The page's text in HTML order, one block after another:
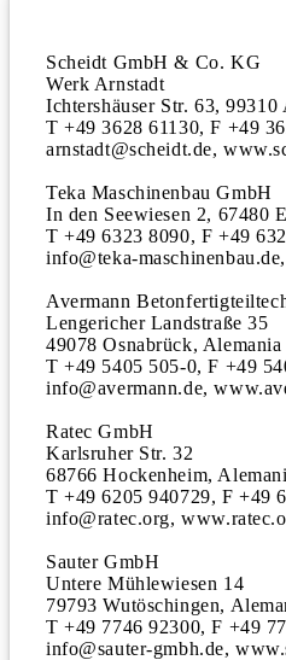
Scheidt GmbH & Co. KG
Werk Arnstadt
Ichtershäuser Str. 63, 99310
T +49 3628 61130, F +49
arnstadt@scheidt.de,
Teka Maschinenbau GmbH
In den Seewiesen 2, 67480
T +49 6323 8090, F +49
info@teka-
Avermann
Lengericher Landstraße 35
49078 Osnabrück, Alemania
T +49 5405 505-0, F +49
info@avermann.de,
Ratec GmbH
Karlsruher Str. 32
68766 Hockenheim,
T +49 6205 940729, F +49
info@ratec.org,
Sauter GmbH
Untere Mühlewiesen 14
79793 Wutöschingen,
T +49 7746 92300, F +49
info@sauter-gmbh.de,